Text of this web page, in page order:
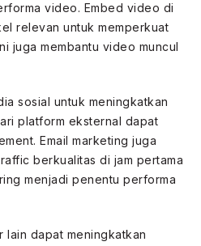
video. Embed video di
relevan untuk memperkuat
juga membantu video muncul
sosial untuk meningkatkan
platform eksternal dapat
Email marketing juga
berkualitas di jam pertama
menjadi penentu performa
lain dapat meningkatkan